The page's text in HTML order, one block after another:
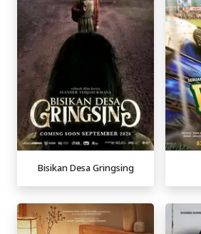
Bisikan Desa Gringsing